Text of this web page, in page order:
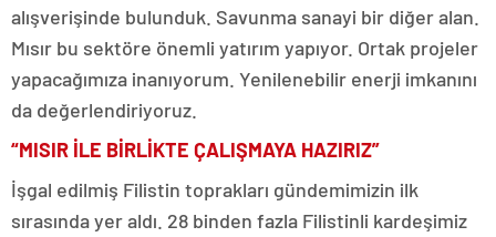
alışverişinde bulunduk. Savunma sanayi bir diğer alan.
Mısır bu sektöre önemli yatırım yapıyor. Ortak projeler
yapacağımıza inanıyorum. Yenilenebilir enerji imkanını
da değerlendiriyoruz.
“MISIR İLE BİRLİKTE ÇALIŞMAYA HAZIRIZ”
İşgal edilmiş Filistin toprakları gündemimizin ilk
sırasında yer aldı. 28 binden fazla Filistinli kardeşimiz